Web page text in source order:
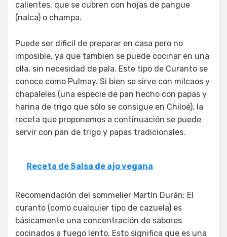
calientes, que se cubren con hojas de pangue
(nalca) o champa.
Puede ser dificil de preparar en casa pero no
imposible, ya que tambien se puede cocinar en una
olla, sin necesidad de pala. Este tipo de Curanto se
conoce como Pulmay. Si bien se sirve con milcaos y
chapaleles (una especie de pan hecho con papas y
harina de trigo que sólo se consigue en Chiloé), la
receta que proponemos a continuación se puede
servir con pan de trigo y papas tradicionales.
Receta de Salsa de ajo vegana
Recomendación del sommelier Martín Durán: El
curanto (como cualquier tipo de cazuela) es
básicamente una concentración de sabores
cocinados a fuego lento. Esto significa que es una